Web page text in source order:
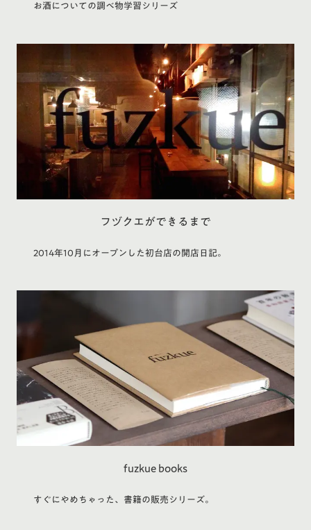
お酒についての調べ物学習シリーズ
フヅクエができるまで
2014年10月にオープンした初台店の開店日記。
fuzkue books
すぐにやめちゃった、書籍の販売シリーズ。